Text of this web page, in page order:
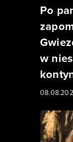
Po
w